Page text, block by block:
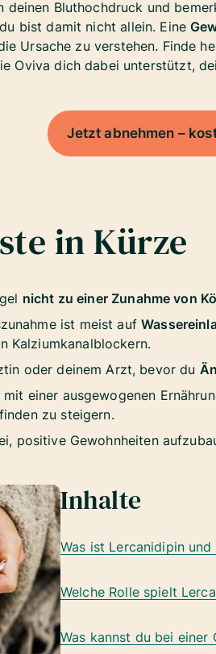
deinen Bluthochdruck und
bist damit nicht allein. Eine
Ursache zu verstehen. Finde
Oviva dich dabei unterstützt,
Jetzt abnehmen –
in Kürze
nicht zu einer Zunahme von
ist meist auf
Kalziumkanalblockern.
oder deinem Arzt, bevor du
mit einer ausgewogenen
zu steigern.
positive Gewohnheiten
Inhalte
Was ist Lercanidipin
Welche Rolle spielt
Was kannst du bei einer